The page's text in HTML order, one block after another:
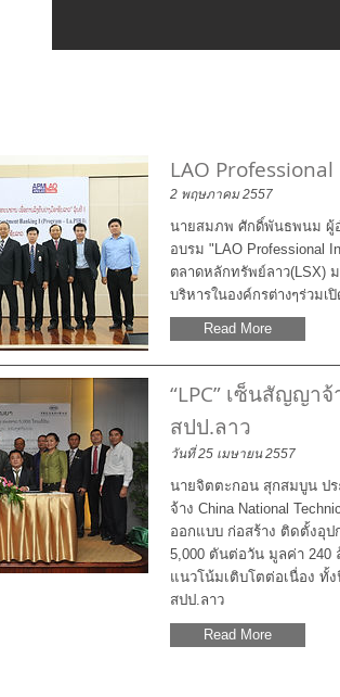
LAO
2 พฤษภาคม 2557
นายสมภพ ศักดิ์พันธพนม ผู้อ
อบรม "LAO Professional
ตลาดหลักทรัพย์ลาว(LSX)
บริหารในองค์กรต่างๆร่วมเ
Read More
“LPC” เซ็นสัญญา
สปป.ลาว
วันที่ 25 เมษายน 2557
นายจิตตะกอน สุกสมบูน ป
จ้าง China National
ออกแบบ ก่อสร้าง ติดตั้งอุป
5,000 ตันต่อวัน มูลค่า 240
แนวโน้มเติบโตต่อเนื่อง ทั้
สปป.ลาว
Read More